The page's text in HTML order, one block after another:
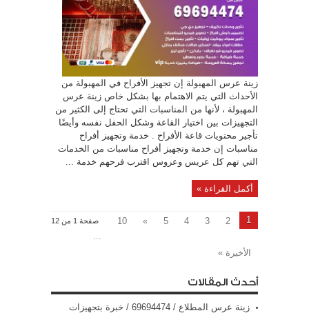
زينة عرس المهبولة إن تجهيز الأفراح في المهبولة من
الأحداث التي يتم الاهتمام بها بشكل خاص زينة عرس
المهبولة ، لأنها من المناسبات التي تحتاج إلى الكثير من
التجهيزات بين اختيار القاعة وشكل الحفل نفسه وأيضًا
تأجير محتويات قاعة الأفراح . خدمة وتجهيز أفراح
مناسبات إن خدمة وتجهيز أفراح مناسبات من الخدمات
التي تهم كل عريس وعروس اقترب فرحهم خدمة ...
أكمل القراءة »
صفحة 1 من 12 1
2
3
4
5
»
10
الأخيرة »
أحدث المقالات
زينة عرس المطلاع / 69694474 / خبرة بتجهيزات